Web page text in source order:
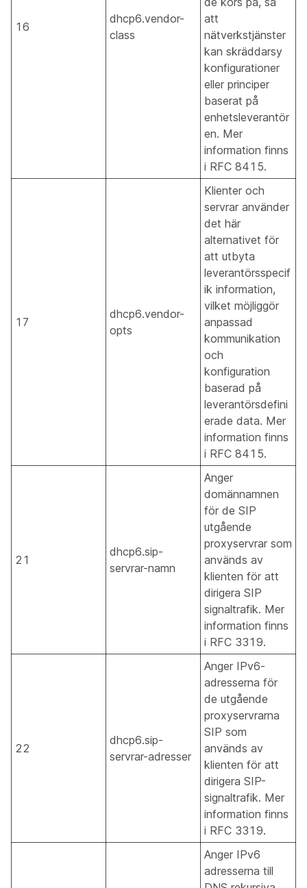
16
dhcp6.vendor-
class
att
nätverkstjänster
kan skräddarsy
konfigurationer
eller principer
baserat på
enhetsleverantör
en. Mer
information finns
i RFC 8415.
17
dhcp6.vendor-
opts
Klienter och
servrar använder
det här
alternativet för
att utbyta
leverantörsspecif
ik information,
vilket möjliggör
anpassad
kommunikation
och
konfiguration
baserad på
leverantörsdefini
erade data. Mer
information finns
i RFC 8415.
21
dhcp6.sip-
servrar-namn
Anger
domännamnen
för de SIP
utgående
proxyservrar som
används av
klienten för att
dirigera SIP
signaltrafik. Mer
information finns
i RFC 3319.
22
dhcp6.sip-
servrar-adresser
Anger IPv6-
adresserna för
de utgående
proxyservrarna
SIP som
används av
klienten för att
dirigera SIP-
signaltrafik. Mer
information finns
i RFC 3319.
Anger IPv6
adresserna till